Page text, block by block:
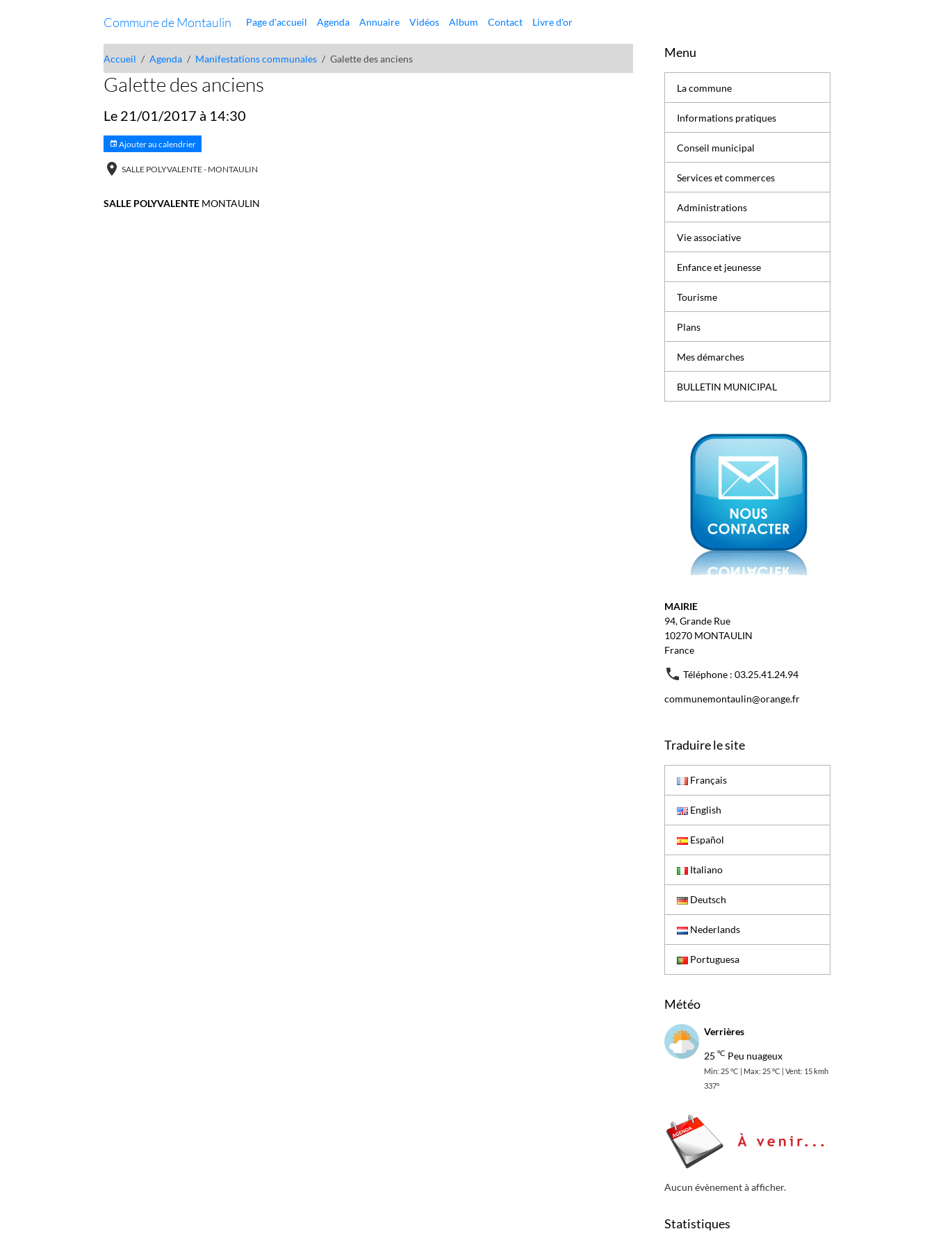
Commune de Montaulin Page d'accueil Agenda Annuaire Vidéos Album Contact Livre d'or
Accueil Agenda Manifestations communales Galette des anciens
Galette des anciens
Le 21/01/2017 à 14:30
Ajouter au calendrier
SALLE POLYVALENTE - MONTAULIN
SALLE POLYVALENTE MONTAULIN
Menu
La commune
Informations pratiques
Conseil municipal
Services et commerces
Administrations
Vie associative
Enfance et jeunesse
Tourisme
Plans
Mes démarches
BULLETIN MUNICIPAL
MAIRIE
94, Grande Rue
10270 MONTAULIN
France
Téléphone : 03.25.41.24.94
communemontaulin@orange.fr
Traduire le site
Français
English
Español
Italiano
Deutsch
Nederlands
Portuguesa
Météo
Verrières
25 °C Peu nuageux
Min: 25 °C | Max: 25 °C | Vent: 15 kmh
337°
Aucun évènement à afficher.
Statistiques